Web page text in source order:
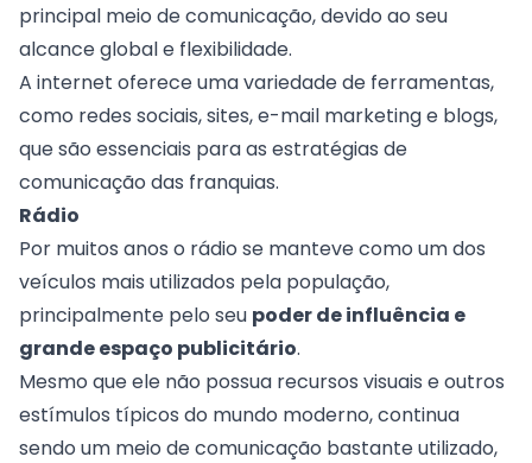
principal meio de comunicação, devido ao seu
alcance global e flexibilidade.
A internet oferece uma variedade de ferramentas,
como redes sociais, sites, e-mail marketing e blogs,
que são essenciais para as estratégias de
comunicação das franquias.
Rádio
Por muitos anos o rádio se manteve como um dos
veículos mais utilizados pela população,
principalmente pelo seu poder de influência e
grande espaço publicitário.
Mesmo que ele não possua recursos visuais e outros
estímulos típicos do mundo moderno, continua
sendo um meio de comunicação bastante utilizado,